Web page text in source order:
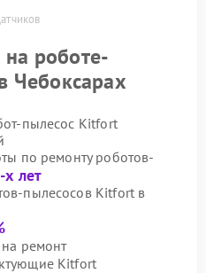
роботе-
Чебоксарах
пылесос Kitfort
по ремонту роботов-
лет
пылесосов Kitfort в
ремонт
Kitfort